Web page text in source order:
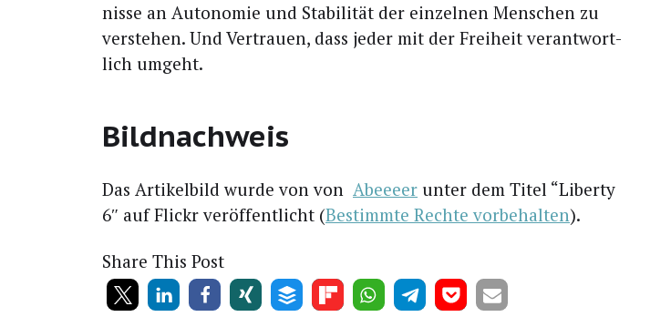
nis­se an Auto­no­mie und Sta­bi­li­tät der ein­zel­nen Men­schen zu
ver­ste­hen. Und Ver­trau­en, dass jeder mit der Frei­heit ver­ant­wort­
lich umgeht.
Bildnachweis
Das Arti­kel­bild wur­de von von Abeeeer unter dem Titel “Liber­ty
6″ auf Flickr ver­öf­fent­licht (Bestimm­te Rech­te vor­be­hal­ten).
Share This Post